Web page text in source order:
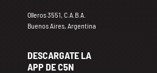
Olleros 3551, C.A.B.A.
Buenos Aires, Argentina
DESCARGATE LA
APP DE C5N